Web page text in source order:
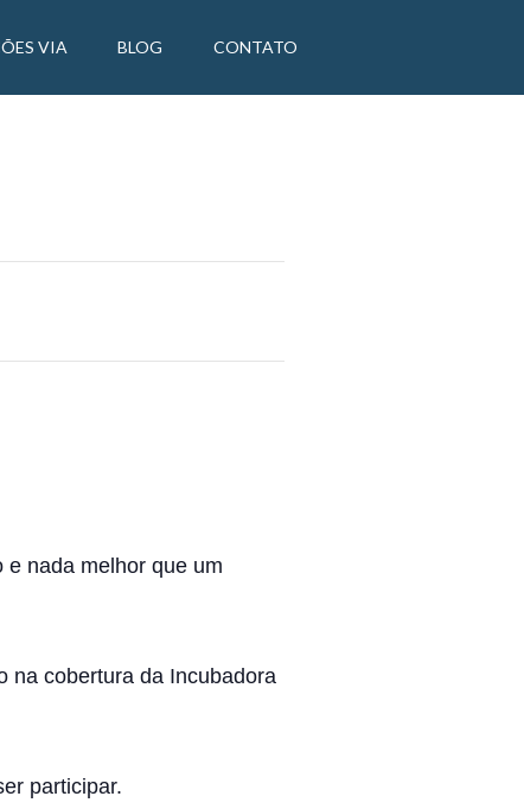
VIA BLOG CONTATO
nada melhor que um
na cobertura da Incubadora
participar.